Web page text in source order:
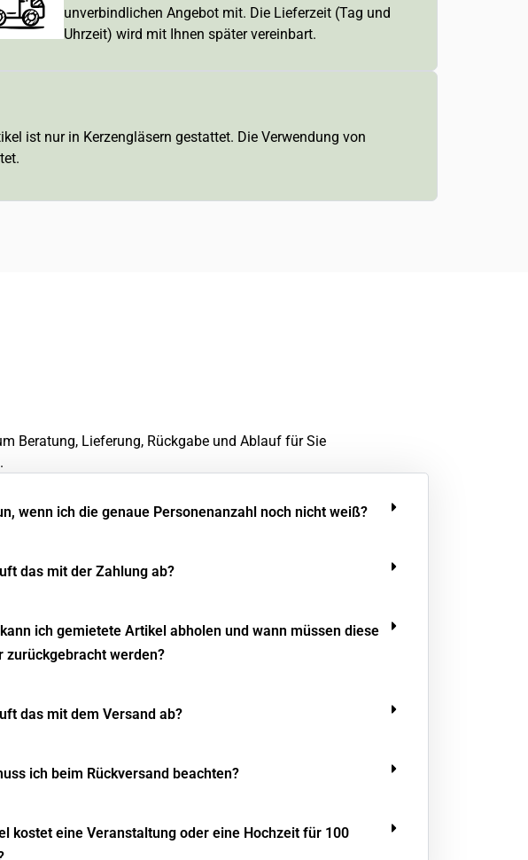
unverbindlichen Angebot mit. Die Lieferzeit (Tag und
Uhrzeit) wird mit Ihnen später vereinbart.
ist nur in Kerzengläsern gestattet. Die Verwendung von
Beratung, Lieferung, Rückgabe und Ablauf für Sie
wenn ich die genaue Personenanzahl noch nicht weiß?
das mit der Zahlung ab?
ich gemietete Artikel abholen und wann müssen diese
zurückgebracht werden?
das mit dem Versand ab?
ich beim Rückversand beachten?
kostet eine Veranstaltung oder eine Hochzeit für 100